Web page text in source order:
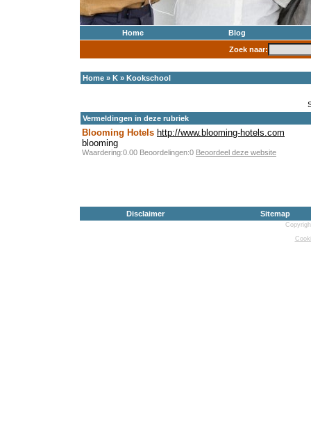
Home
Blog
Zoek naar:
Home » K » Kookschool
Vermeldingen in deze rubriek
Blooming Hotels http://www.blooming-hotels.com
blooming
Waardering:0.00 Beoordelingen:0 Beoordeel deze website
Disclaimer Sitemap